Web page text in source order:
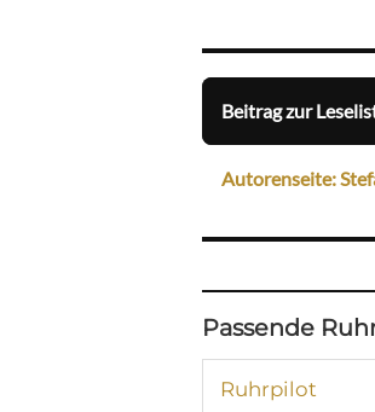
Beitrag zur
Autorenseite:
Passende
Ruhrpilot